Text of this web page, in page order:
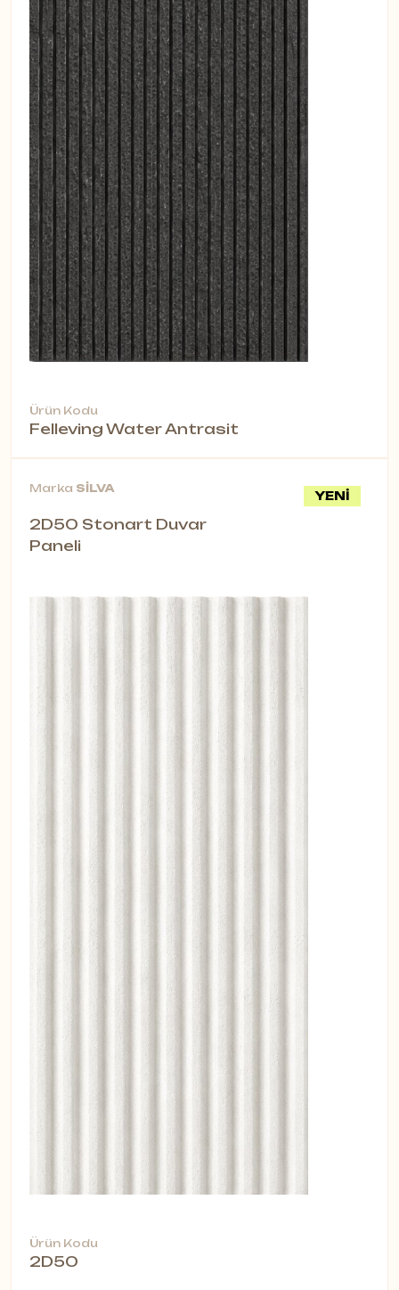
Ürün Kodu
Felleving Water Antrasit
YENİ
Marka SİLVA
2D50 Stonart Duvar
Paneli
Ürün Kodu
2D50